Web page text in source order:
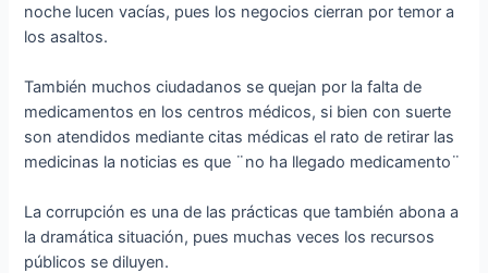
noche lucen vacías, pues los negocios cierran por temor a
los asaltos.
También muchos ciudadanos se quejan por la falta de
medicamentos en los centros médicos, si bien con suerte
son atendidos mediante citas médicas el rato de retirar las
medicinas la noticias es que ¨no ha llegado medicamento¨
La corrupción es una de las prácticas que también abona a
la dramática situación, pues muchas veces los recursos
públicos se diluyen.